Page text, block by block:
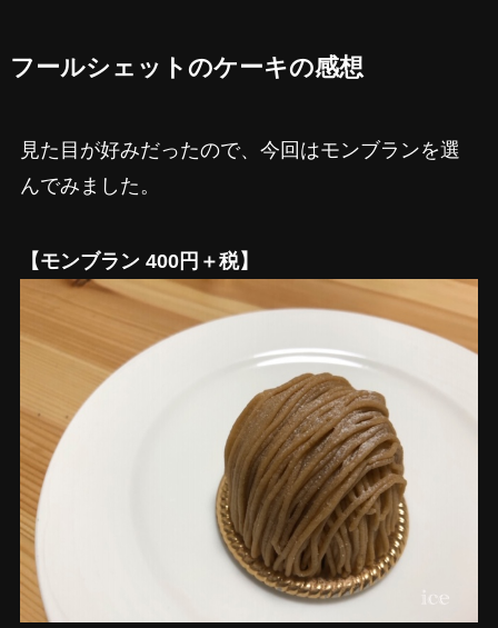
フールシェットのケーキの感想
見た目が好みだったので、今回はモンブランを選
んでみました。
【モンブラン 400円＋税】